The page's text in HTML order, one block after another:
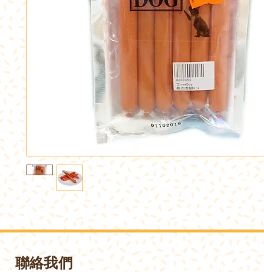
聯絡我們